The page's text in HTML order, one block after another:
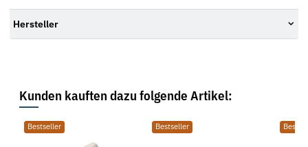
Hersteller
Kunden kauften dazu folgende Artikel:
Bestseller Bestseller